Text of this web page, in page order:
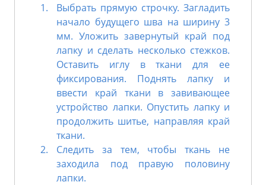
Выбрать прямую строчку. Загладить
начало будущего шва на ширину 3
мм. Уложить завернутый край под
лапку и сделать несколько стежков.
Оставить иглу в ткани для ее
фиксирования. Поднять лапку и
ввести край ткани в завивающее
устройство лапки. Опустить лапку и
продолжить шитье, направляя край
ткани.
Следить за тем, чтобы ткань не
заходила под правую половину
лапки.